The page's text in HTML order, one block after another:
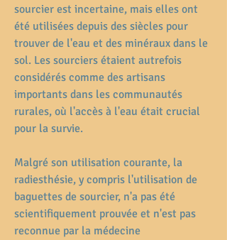
sourcier est incertaine, mais elles ont
été utilisées depuis des siècles pour
trouver de l'eau et des minéraux dans le
sol. Les sourciers étaient autrefois
considérés comme des artisans
importants dans les communautés
rurales, où l'accès à l'eau était crucial
pour la survie.
Malgré son utilisation courante, la
radiesthésie, y compris l'utilisation de
baguettes de sourcier, n'a pas été
scientifiquement prouvée et n'est pas
reconnue par la médecine